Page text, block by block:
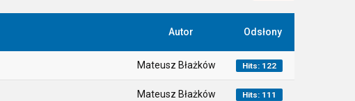
Autor Odsłony
Mateusz Błażków Hits: 122
Mateusz Błażków Hits: 111